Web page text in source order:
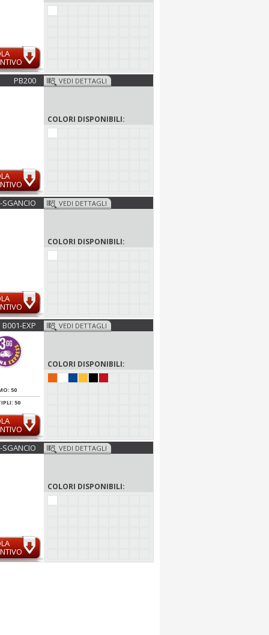
PB200 VEDI DETTAGLI
COLORI DISPONIBILI:
VEDI DETTAGLI
COLORI DISPONIBILI:
B001-EXP
50
50
VEDI DETTAGLI
COLORI DISPONIBILI:
VEDI DETTAGLI
COLORI DISPONIBILI: